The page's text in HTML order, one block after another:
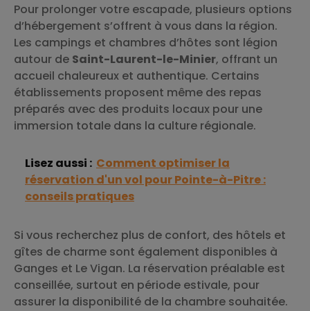
Pour prolonger votre escapade, plusieurs options
d’hébergement s’offrent à vous dans la région.
Les campings et chambres d’hôtes sont légion
autour de Saint-Laurent-le-Minier, offrant un
accueil chaleureux et authentique. Certains
établissements proposent même des repas
préparés avec des produits locaux pour une
immersion totale dans la culture régionale.
Lisez aussi : Comment optimiser la
réservation d'un vol pour Pointe-à-Pitre :
conseils pratiques
Si vous recherchez plus de confort, des hôtels et
gîtes de charme sont également disponibles à
Ganges et Le Vigan. La réservation préalable est
conseillée, surtout en période estivale, pour
assurer la disponibilité de la chambre souhaitée.